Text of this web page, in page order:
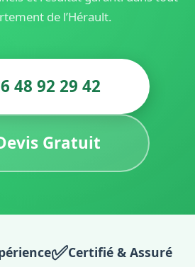
de l’Hérault.
48 92 29 42
Gratuit
✅Certifié & Assuré